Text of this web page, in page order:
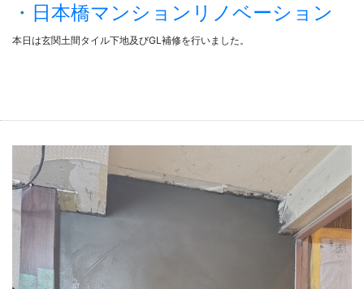
日本橋マンションリノベーション
本日は玄関土間タイル下地及びGL補修を行いました。